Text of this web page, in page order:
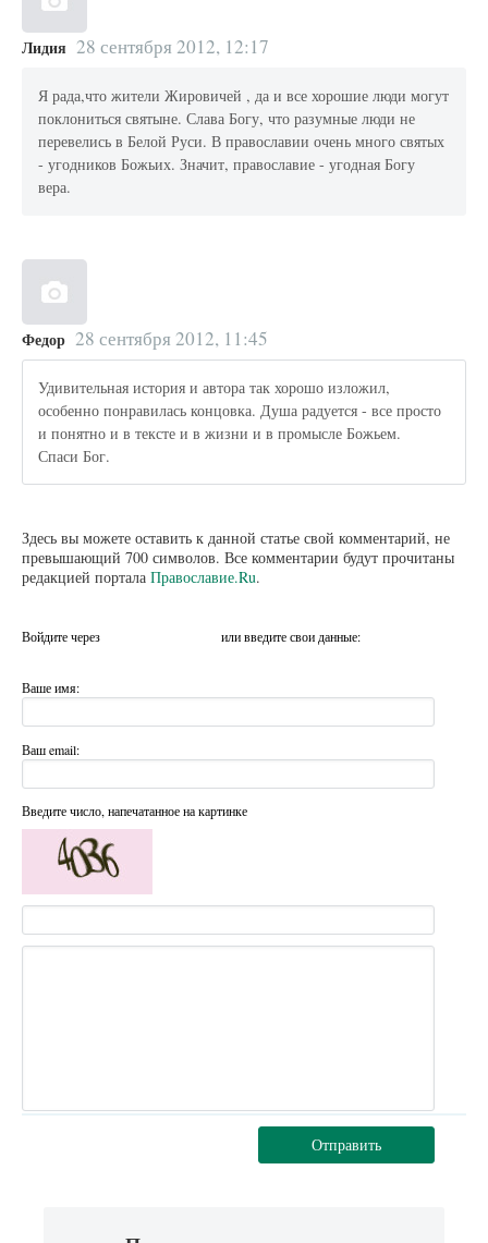
Лидия 28 сентября 2012, 12:17
Я рада,что жители Жировичей , да и все хорошие люди могут
поклониться святыне. Слава Богу, что разумные люди не
перевелись в Белой Руси. В православии очень много святых
- угодников Божьих. Значит, православие - угодная Богу
вера.
Федор 28 сентября 2012, 11:45
Удивительная история и автора так хорошо изложил,
особенно понравилась концовка. Душа радуется - все просто
и понятно и в тексте и в жизни и в промысле Божьем.
Спаси Бог.
Здесь вы можете оставить к данной статье свой комментарий, не
превышающий 700 символов. Все комментарии будут прочитаны
редакцией портала Православие.Ru.
Войдите через или введите свои данные:
Ваше имя:
Ваш email:
Введите число, напечатанное на картинке
Отправить